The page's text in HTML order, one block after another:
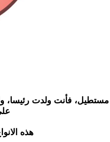
فأنت ولدت رئيسا،
هذه